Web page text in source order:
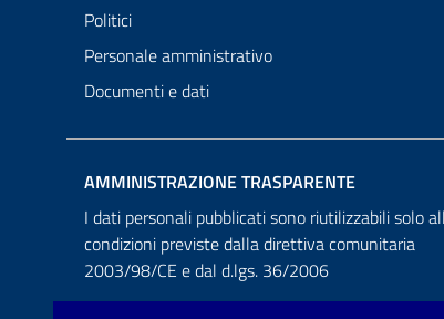
Politici
Personale amministrativo
Documenti e dati
AMMINISTRAZIONE TRASPARENTE
I dati personali pubblicati sono riutilizzabili solo
condizioni previste dalla direttiva comunitaria
2003/98/CE e dal d.lgs. 36/2006